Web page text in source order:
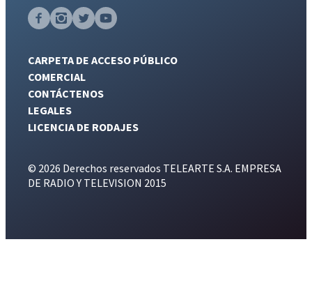
CARPETA DE ACCESO PÚBLICO
COMERCIAL
CONTÁCTENOS
LEGALES
LICENCIA DE RODAJES
© 2026 Derechos reservados TELEARTE S.A. EMPRESA
DE RADIO Y TELEVISION 2015